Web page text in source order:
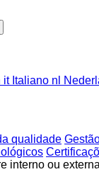
itItaliano nl
qualidade
interno ou